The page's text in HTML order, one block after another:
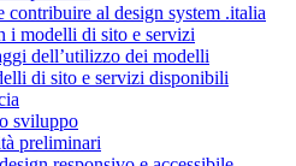
contribuire al design system .italia
i modelli di sito e servizi
dell’utilizzo dei modelli
di sito e servizi disponibili
sviluppo
preliminari